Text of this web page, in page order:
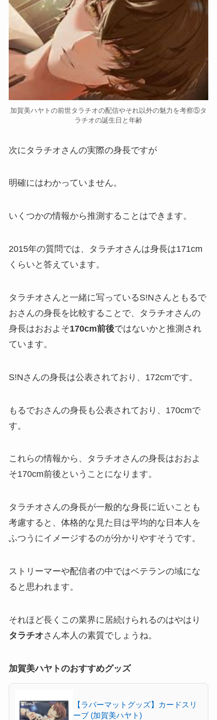
加賀美ハヤトの前世タラチオの配信やそれ以外の魅力を考察⑤タ
ラチオの誕生日と年齢
次にタラチオさんの実際の身長ですが
明確にはわかっていません。
いくつかの情報から推測することはできます。
2015年の質問では、タラチオさんは身長は171cm
くらい と答えています。
タラチオさんと一緒に写っているS!Nさんともるで
おさんの身長を比較することで、タラチオさんの
身長はおおよそ170cm前後ではないかと推測され
ています。
S!Nさんの身長は公表されており、172cmです。
もるでおさんの身長も公表されており、170cmで
す。
これらの情報から、タラチオさんの身長はおおよ
そ170cm前後ということになります。
タラチオさんの身長が一般的な身長に近いことも
考慮すると、体格的な見た目は平均的な日本人 を
ふつうにイメージするのが分かりやすそうです。
ストリーマーや配信者の中ではベテランの域にな
ると思われます。
それほど長くこの業界に居続けられるのはやはり
タラチオさん本人の素質でしょうね。
加賀美ハヤトのおすすめグッズ
【ラバーマットグッズ】カードスリ
ーブ (加賀美ハヤト)